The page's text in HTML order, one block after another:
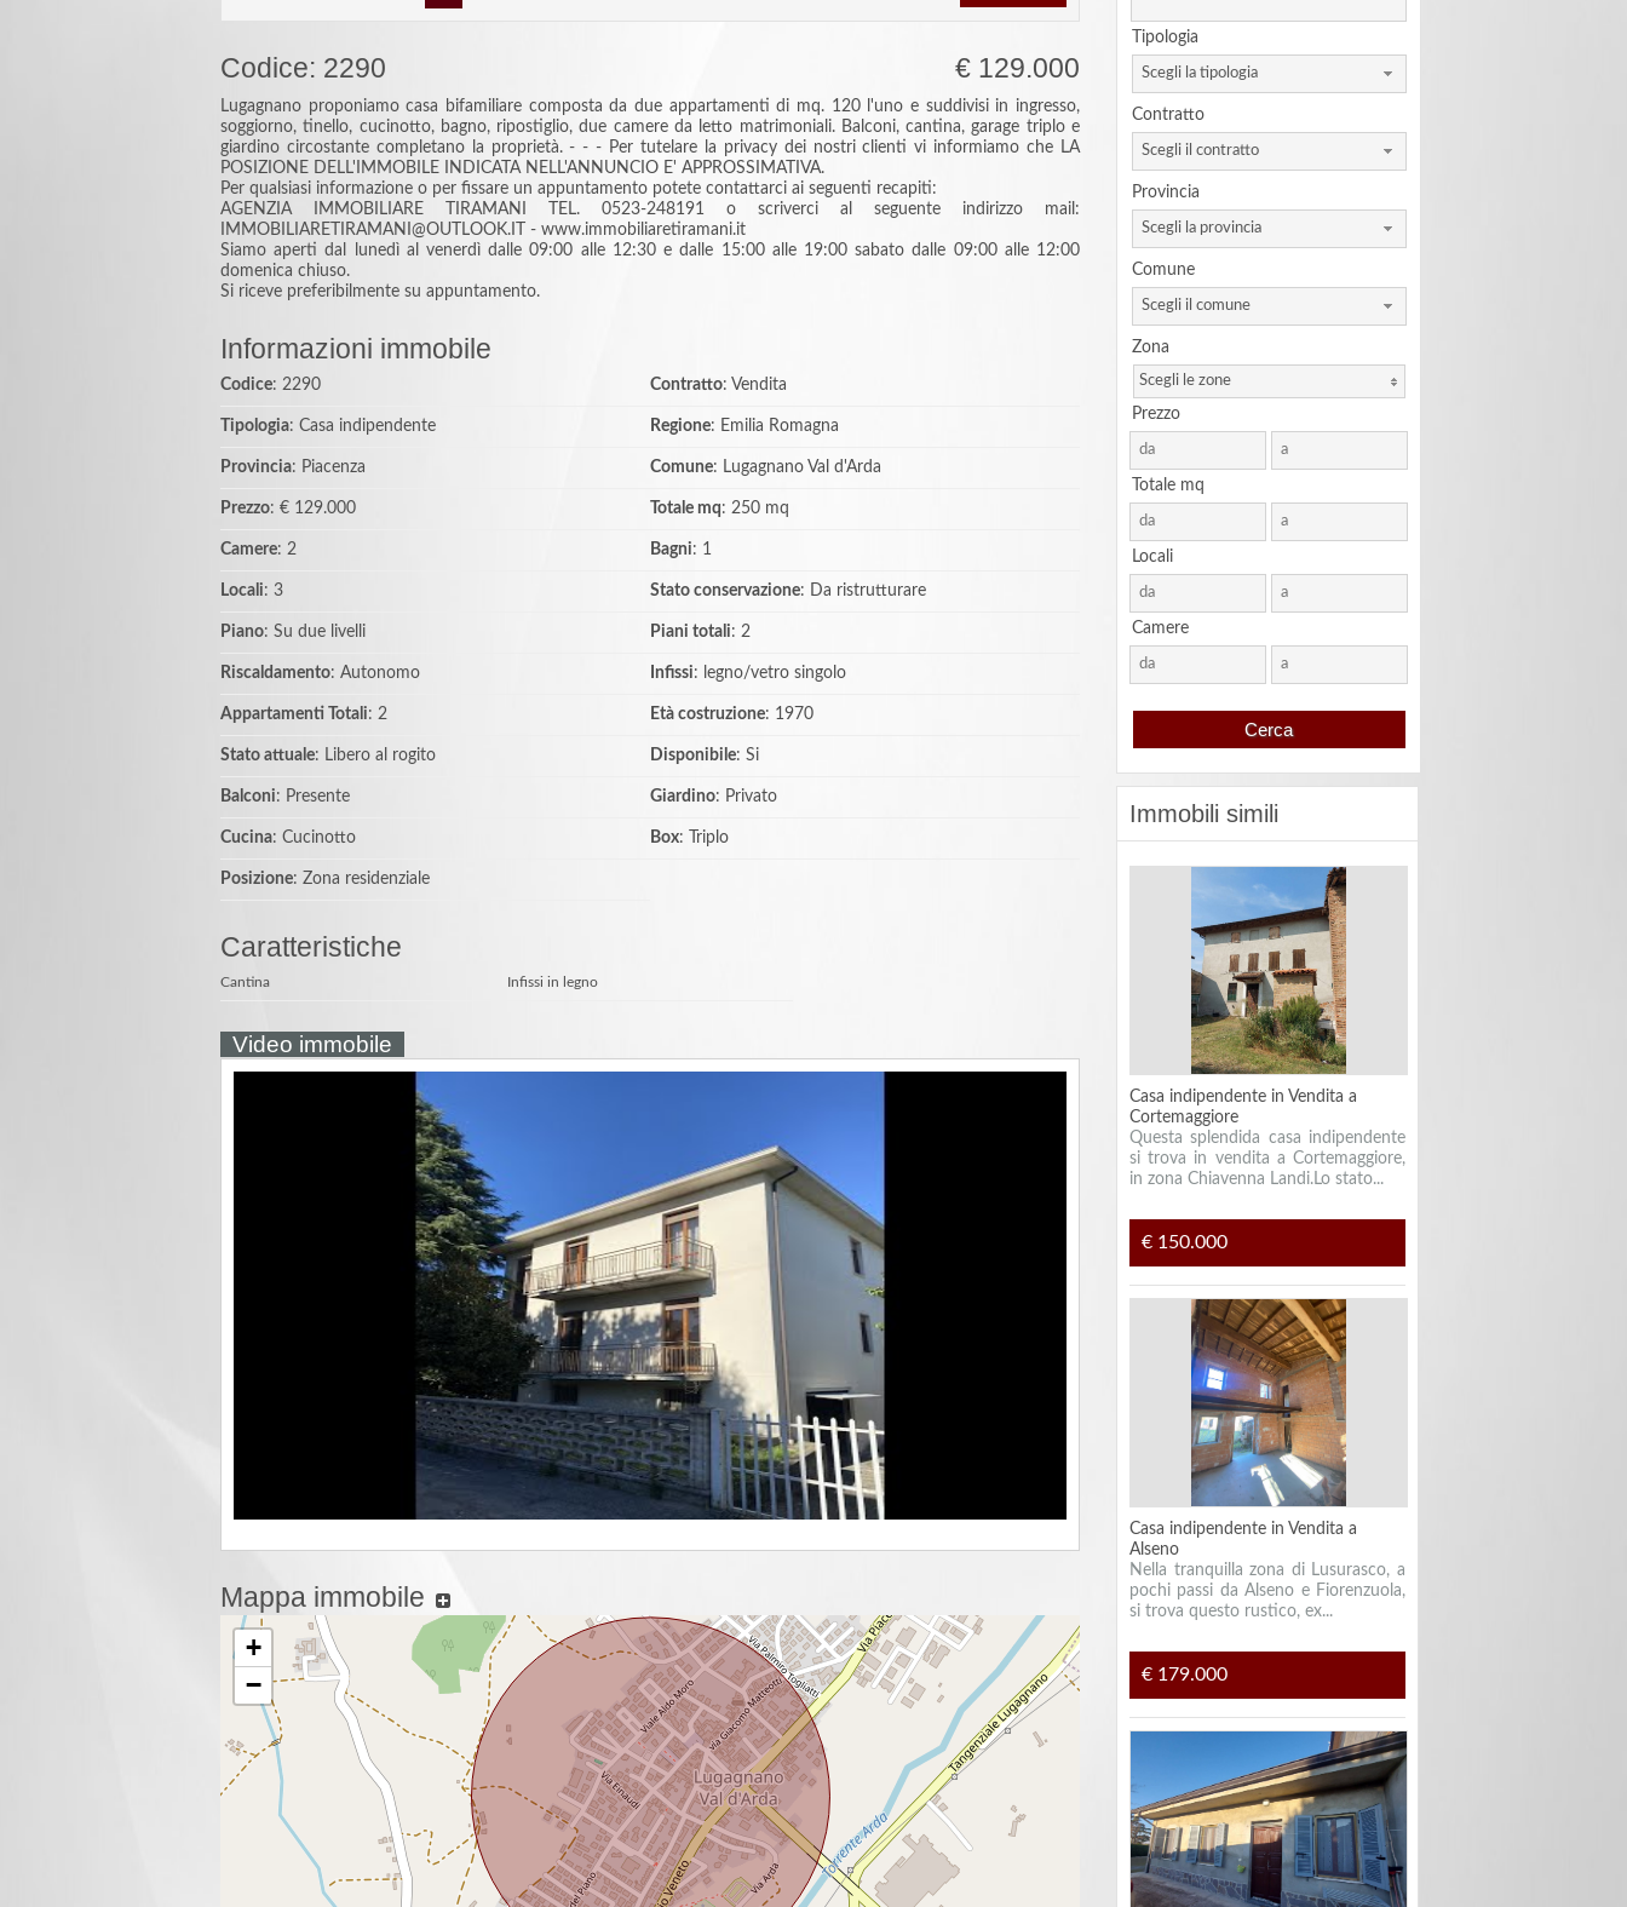
Codice: 2290 € 129.000
Lugagnano proponiamo casa bifamiliare composta da due appartamenti di mq. 120 l'uno e suddivisi in ingresso,
soggiorno, tinello, cucinotto, bagno, ripostiglio, due camere da letto matrimoniali. Balconi, cantina, garage triplo e
giardino circostante completano la proprietà. - - - Per tutelare la privacy dei nostri clienti vi informiamo che LA
POSIZIONE DELL'IMMOBILE INDICATA NELL'ANNUNCIO E' APPROSSIMATIVA.
Per qualsiasi informazione o per fissare un appuntamento potete contattarci ai seguenti recapiti:
AGENZIA IMMOBILIARE TIRAMANI TEL. 0523-248191 o scriverci al seguente indirizzo mail:
IMMOBILIARETIRAMANI@OUTLOOK.IT - www.immobiliaretiramani.it
Siamo aperti dal lunedì al venerdì dalle 09:00 alle 12:30 e dalle 15:00 alle 19:00 sabato dalle 09:00 alle 12:00
domenica chiuso.
Si riceve preferibilmente su appuntamento.
Informazioni immobile
Codice: 2290 Contratto: Vendita
Tipologia: Casa indipendente Regione: Emilia Romagna
Provincia: Piacenza Comune: Lugagnano Val d'Arda
Prezzo: € 129.000 Totale mq: 250 mq
Camere: 2 Bagni: 1
Locali: 3 Stato conservazione: Da ristrutturare
Piano: Su due livelli Piani totali: 2
Riscaldamento: Autonomo Infissi: legno/vetro singolo
Appartamenti Totali: 2 Età costruzione: 1970
Stato attuale: Libero al rogito Disponibile: Si
Balconi: Presente Giardino: Privato
Cucina: Cucinotto Box: Triplo
Posizione: Zona residenziale
Caratteristiche
Cantina Infissi in legno
Video immobile
Mappa immobile
+
−
Tipologia
Scegli la tipologia
Contratto
Scegli il contratto
Provincia
Scegli la provincia
Comune
Scegli il comune
Zona
Scegli le zone
Prezzo
Totale mq
Locali
Camere
Immobili simili
Casa indipendente in Vendita a
Cortemaggiore
Questa splendida casa indipendente
si trova in vendita a Cortemaggiore,
in zona Chiavenna Landi.Lo stato...
€ 150.000
Casa indipendente in Vendita a
Alseno
Nella tranquilla zona di Lusurasco, a
pochi passi da Alseno e Fiorenzuola,
si trova questo rustico, ex...
€ 179.000